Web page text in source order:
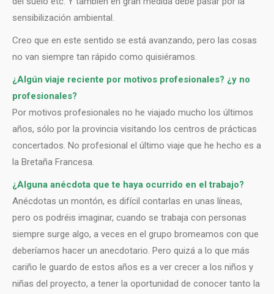
sensibilización ambiental.
Creo que en este sentido se está avanzando, pero las cosas
no van siempre tan rápido como quisiéramos.
¿Algún viaje reciente por motivos profesionales? ¿y no
profesionales?
Por motivos profesionales no he viajado mucho los últimos
años, sólo por la provincia visitando los centros de prácticas
concertados. No profesional el último viaje que he hecho es a
la Bretaña Francesa.
¿Alguna anécdota que te haya ocurrido en el trabajo?
Anécdotas un montón, es difícil contarlas en unas líneas,
pero os podréis imaginar, cuando se trabaja con personas
siempre surge algo, a veces en el grupo bromeamos con que
deberíamos hacer un anecdotario. Pero quizá a lo que más
cariño le guardo de estos años es a ver crecer a los niños y
niñas del proyecto, a tener la oportunidad de conocer tanto la